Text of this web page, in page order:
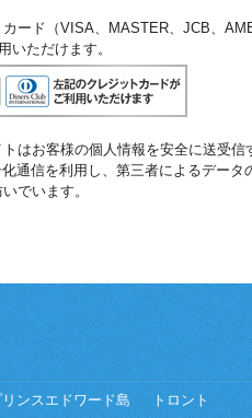
ード（VISA、MASTER、JCB、
いただけます。
はお客様の個人情報を安全に送受信
通信を利用し、第三者によるデータ
でいます。
ンスエドワード島 トロント